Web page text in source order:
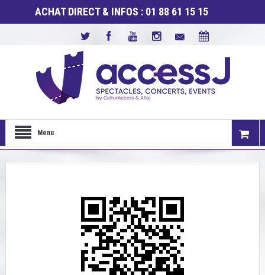
ACHAT DIRECT & INFOS : 01 88 61 15 15
Menu